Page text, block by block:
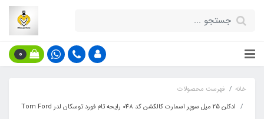
0
خانه
فهرست محصولات
ادکلن 25 میل سوپر اسمارت کالکشن کد 048 رایحه تام فورد توسکان لدر Tom Ford